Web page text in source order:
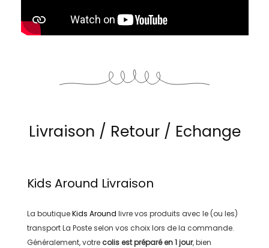
Livraison / Retour / Echange
Kids Around Livraison
La boutiqueKids Around livre vos produits avec le (ou les)
transportLa Posteselon vos choix lors de la commande.
Généralement, votre colis est préparé en1 jour, bien